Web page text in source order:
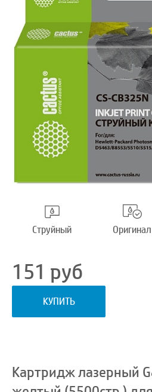
Струйный Оригинал
151 руб
КУПИТЬ
Картридж лазерный